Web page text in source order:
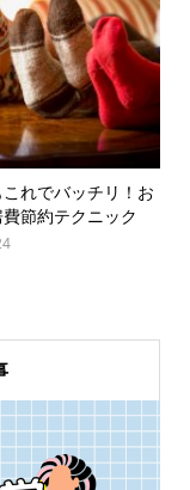
れでバッチリ！お
節約テクニック